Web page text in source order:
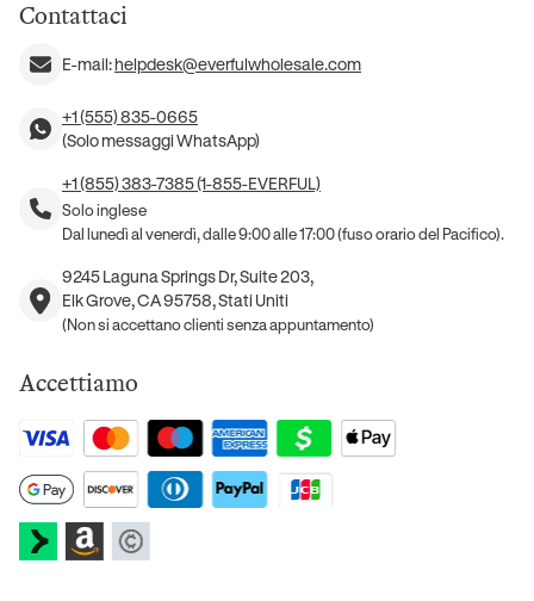
Contattaci
E-mail:helpdesk@everfulwholesale.com
+1 (555) 835-0665
(Solo messaggi WhatsApp)
+1 (855) 383-7385 (1-855-EVERFUL)
Solo inglese
Dal lunedì al venerdì, dalle 9:00 alle 17:00 (fuso orario del Pacifico).
9245 Laguna Springs Dr, Suite 203,
Elk Grove, CA 95758, Stati Uniti
(Non si accettano clienti senza appuntamento)
Accettiamo